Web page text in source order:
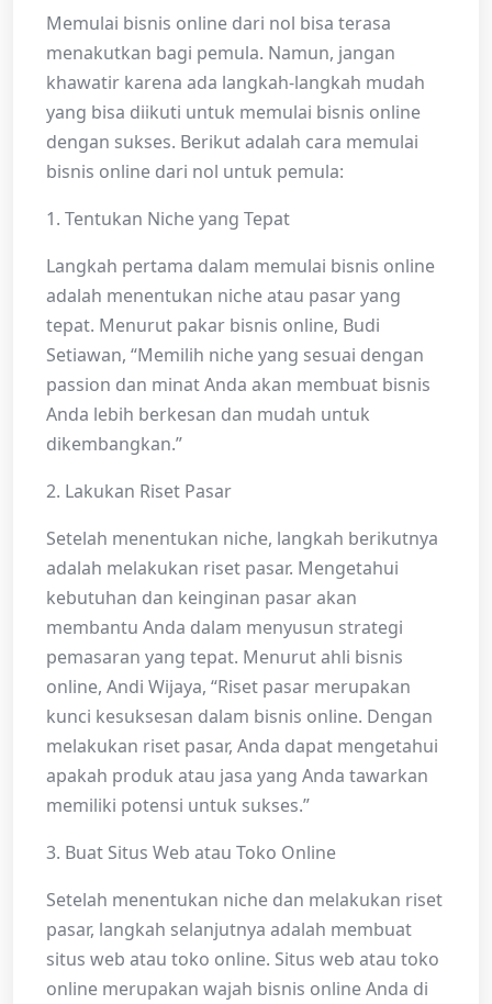
Memulai bisnis online dari nol bisa terasa
menakutkan bagi pemula. Namun, jangan
khawatir karena ada langkah-langkah mudah
yang bisa diikuti untuk memulai bisnis online
dengan sukses. Berikut adalah cara memulai
bisnis online dari nol untuk pemula:
1. Tentukan Niche yang Tepat
Langkah pertama dalam memulai bisnis online
adalah menentukan niche atau pasar yang
tepat. Menurut pakar bisnis online, Budi
Setiawan, “Memilih niche yang sesuai dengan
passion dan minat Anda akan membuat bisnis
Anda lebih berkesan dan mudah untuk
dikembangkan.”
2. Lakukan Riset Pasar
Setelah menentukan niche, langkah berikutnya
adalah melakukan riset pasar. Mengetahui
kebutuhan dan keinginan pasar akan
membantu Anda dalam menyusun strategi
pemasaran yang tepat. Menurut ahli bisnis
online, Andi Wijaya, “Riset pasar merupakan
kunci kesuksesan dalam bisnis online. Dengan
melakukan riset pasar, Anda dapat mengetahui
apakah produk atau jasa yang Anda tawarkan
memiliki potensi untuk sukses.”
3. Buat Situs Web atau Toko Online
Setelah menentukan niche dan melakukan riset
pasar, langkah selanjutnya adalah membuat
situs web atau toko online. Situs web atau toko
online merupakan wajah bisnis online Anda di